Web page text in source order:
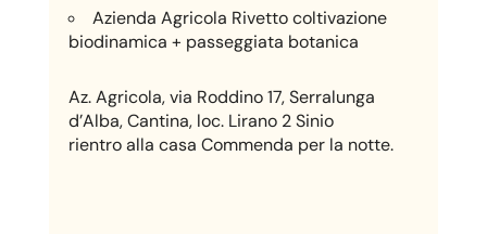
Azienda Agricola Rivetto coltivazione
biodinamica + passeggiata botanica
Az. Agricola, via Roddino 17, Serralunga
d’Alba, Cantina, loc. Lirano 2 Sinio
rientro alla casa Commenda per la notte.